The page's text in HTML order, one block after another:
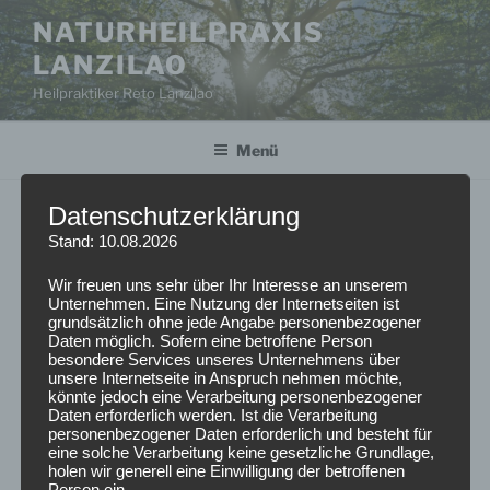
Inhalt
springen
NATURHEILPRAXIS
LANZILAO
Heilpraktiker Reto Lanzilao
Menü
MOXIBUSTION
Verbunden mit der Körperakupunktur nutze ich die
Wärme der Artemisia-Vulgaris, (Japanischer Beifuß) zur
Energetisierung bei bestimmten Beschwerdeformen
und Energiemangel.
Drei sogenannte „Wakakusa-Moxa“-Kegel, stammend
aus einer Bergregion Japans, werden nacheinander
direkt auf einen Akupunkturpunkt platziert und
abgebrannt. Dieser schmerzfreie, kurze Hitzeimpuls
wird bereits seit Jahrtausenden erfolgreich bei den
Datenschutzerklärung
Stand: 10.08.2026
Wir freuen uns sehr über Ihr Interesse an unserem
Unternehmen. Eine Nutzung der Internetseiten ist
grundsätzlich ohne jede Angabe personenbezogener
Daten möglich. Sofern eine betroffene Person
besondere Services unseres Unternehmens über
unsere Internetseite in Anspruch nehmen möchte,
könnte jedoch eine Verarbeitung personenbezogener
Daten erforderlich werden. Ist die Verarbeitung
personenbezogener Daten erforderlich und besteht für
eine solche Verarbeitung keine gesetzliche Grundlage,
holen wir generell eine Einwilligung der betroffenen